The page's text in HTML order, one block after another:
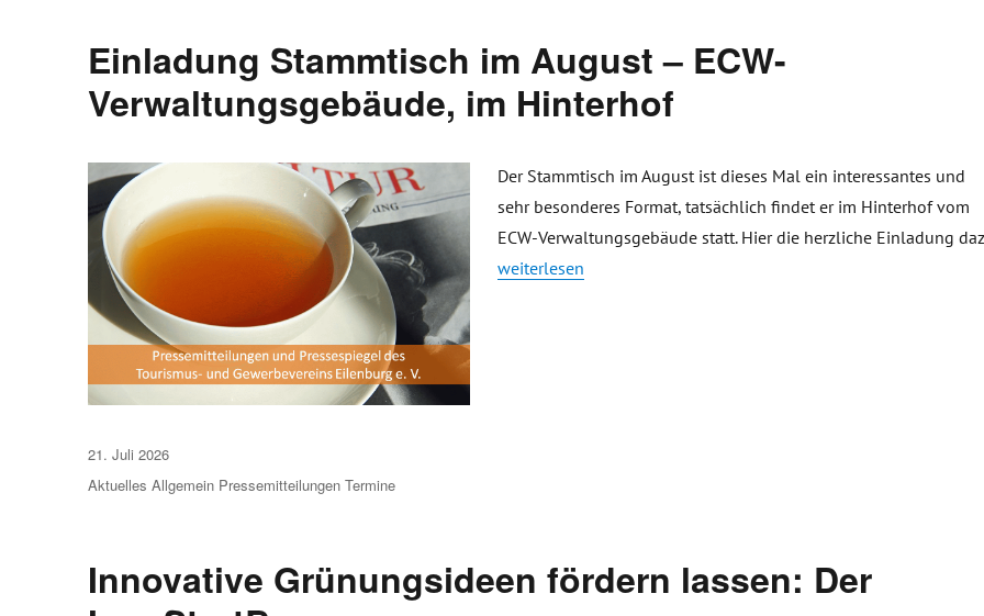
Einladung Stammtisch im August – ECW-
Verwaltungsgebäude, im Hinterhof
Der Stammtisch im August ist dieses Mal ein interessantes und
sehr besonderes Format, tatsächlich findet er im Hinterhof vom
ECW-Verwaltungsgebäude statt. Hier die herzliche Einladung
„Einladung Stammtisch im August – ECW-Verwaltungsgebäude,
weiterlesen
Veröffentlicht
am
21. Juli 2026
Aktuelles Allgemein Pressemitteilungen Termine
Innovative Grünungsideen fördern lassen: Der